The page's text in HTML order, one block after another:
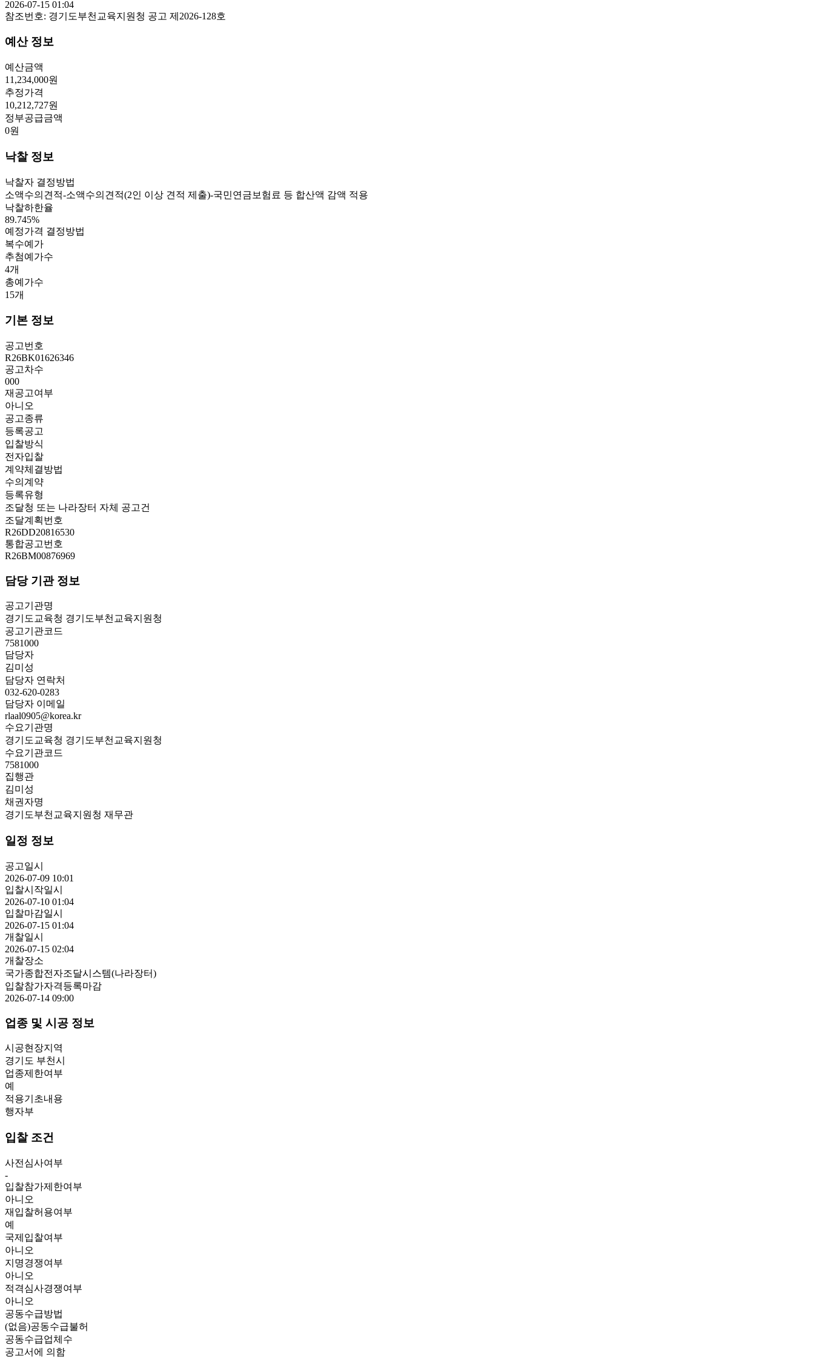
2026-07-15 01:04
참조번호: 경기도부천교육지원청 공고 제2026-128호
예산 정보
예산금액
11,234,000원
추정가격
10,212,727원
정부공급금액
0원
낙찰 정보
낙찰자 결정방법
소액수의견적-소액수의견적(2인 이상 견적 제출)-국민연금보험료 등 합산액 감액 적용
낙찰하한율
89.745%
예정가격 결정방법
복수예가
추첨예가수
4개
총예가수
15개
기본 정보
공고번호
R26BK01626346
공고차수
000
재공고여부
아니오
공고종류
등록공고
입찰방식
전자입찰
계약체결방법
수의계약
등록유형
조달청 또는 나라장터 자체 공고건
조달계획번호
R26DD20816530
통합공고번호
R26BM00876969
담당 기관 정보
공고기관명
경기도교육청 경기도부천교육지원청
공고기관코드
7581000
담당자
김미성
담당자 연락처
032-620-0283
담당자 이메일
rlaal0905@korea.kr
수요기관명
경기도교육청 경기도부천교육지원청
수요기관코드
7581000
집행관
김미성
채권자명
경기도부천교육지원청 재무관
일정 정보
공고일시
2026-07-09 10:01
입찰시작일시
2026-07-10 01:04
입찰마감일시
2026-07-15 01:04
개찰일시
2026-07-15 02:04
개찰장소
국가종합전자조달시스템(나라장터)
입찰참가자격등록마감
2026-07-14 09:00
업종 및 시공 정보
시공현장지역
경기도 부천시
업종제한여부
예
적용기초내용
행자부
입찰 조건
사전심사여부
-
입찰참가제한여부
아니오
재입찰허용여부
예
국제입찰여부
아니오
지명경쟁여부
아니오
적격심사경쟁여부
아니오
공동수급방법
(없음)공동수급불허
공동수급업체수
공고서에 의함